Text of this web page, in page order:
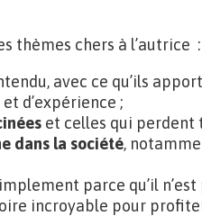
thèmes chers à l’autrice :
avec ce qu’ils
d’expérience ;
et celles qui perdent
dans la société,
parce qu’il
incroyable pour